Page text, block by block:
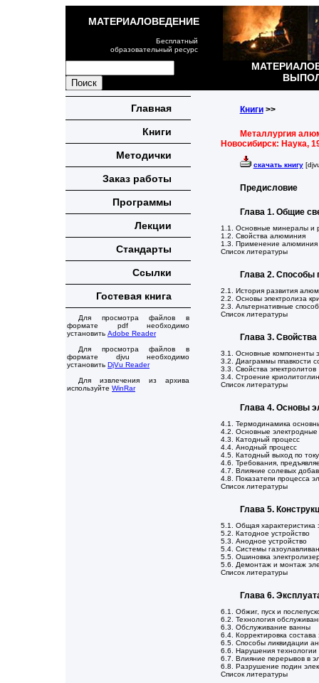
МАТЕРИАЛОВЕДЕНИЕ
Бесплатный
образовательный ресурс
Главная
Книги
Методички
Заказ работы
Программы
Лекции
Стандарты
Ссылки
Гостевая книга
Для просмотра файлов в
формате pdf необходимо
установить Adobe Reader
Для просмотра файлов в
формате djvu необходимо
установить DjVu Reader
Для извлечения из архива
используйте WinRar
Книги>>
Металлургия
Новосибирск: Наука,
скачать книгу
Предисловие
Глава 1. Общие
1.1. Основные минералы и
1.2. Свойства алюминия
1.3. Применение алюминия
Список литературы
Глава 2.
2.1. История развития
2.2. Основы эпектролиза
2.3. Альтернативные
Список литературы
Глава 3.
3.1. Основные компоненты
3.2. Диаграммы ппавкости
3.3. Свойства эпектролитов
3.4. Строение
Список литературы
Глава 4. Основы
4.1. Термодинамика
4.2. Основные электродные
4.3. Катодный процесс
4.4. Анодный процесс
4.5. Катодный выход по току
4.6. Требования,
4.7. Влияние солевых
4.8. Показатепи процесса
Список литературы
Глава 5.
5.1. Общая характеристика
5.2. Катодное устройство
5.3. Анодное устройство
5.4. Системы
5.5. Ошиновка
5.6. Демонтаж и монтаж
Список литературы
Глава 6.
6.1. Обжиг, пуск и
6.2. Технология
6.3. Обслуживание ванны
6.4. Корректировка состава
6.5. Способы ликвидации
6.6. Нарушения
6.7. Влияние перерывов в
6.8. Разрушение подин
Список литературы